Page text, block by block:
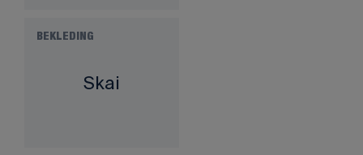
BEKLEDING
Skai